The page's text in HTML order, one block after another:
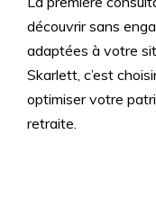
découvrir sans
adaptées à votre
Skarlett, c’est
optimiser votre
retraite.